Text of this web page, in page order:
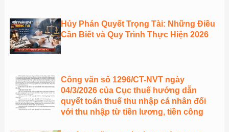
Hủy Phán Quyết Trọng Tài: Những Điều
Cần Biết và Quy Trình Thực Hiện 2026
Công văn số 1296/CT-NVT ngày
04/3/2026 của Cục thuế hướng dẫn
quyết toán thuế thu nhập cá nhân đối
với thu nhập từ tiền lương, tiền công